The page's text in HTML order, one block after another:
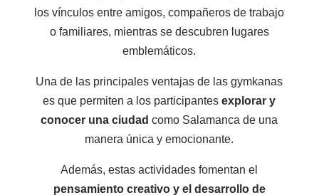
los vínculos entre amigos, compañeros de trabajo
o familiares, mientras se descubren lugares
emblemáticos.
Una de las principales ventajas de las gymkanas
es que permiten a los participantesexplorar y
conocer una ciudad como Salamanca de una
manera única y emocionante.
Además, estas actividades fomentan el
pensamiento creativo y el desarrollo de